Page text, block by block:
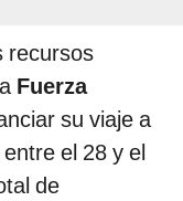
recursos
Fuerza
su viaje a
el 28 y el
de